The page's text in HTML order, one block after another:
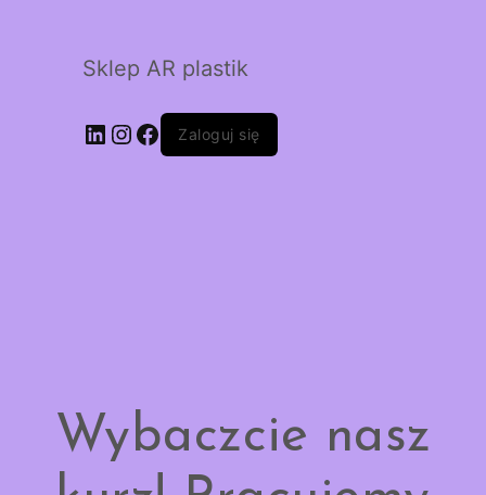
Sklep AR plastik
LinkedIn
Instagram
Facebook
Zaloguj się
Wybaczcie nasz